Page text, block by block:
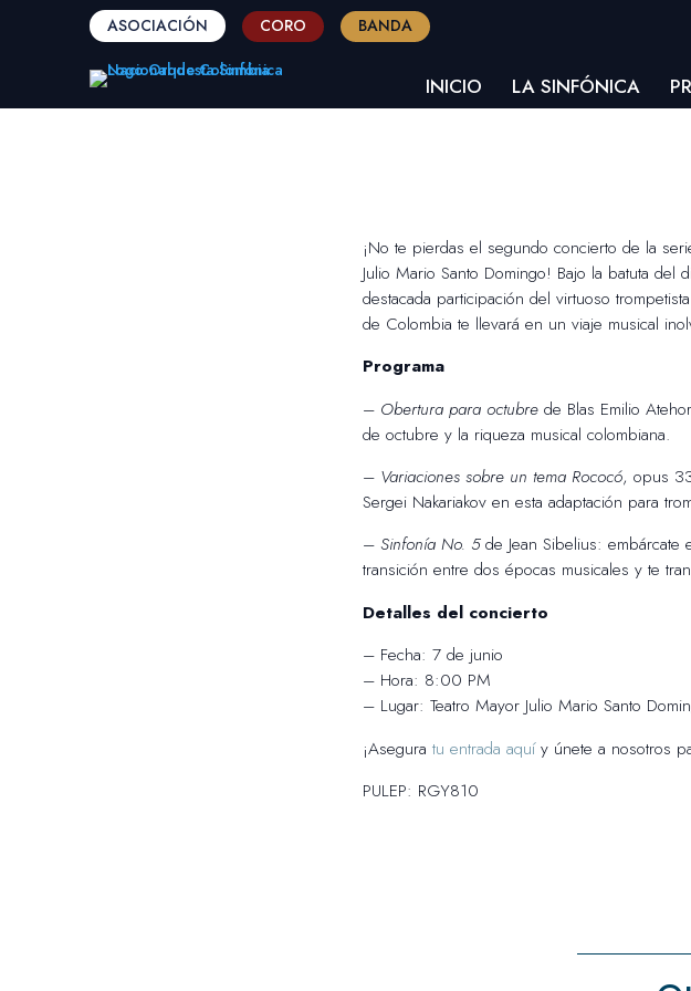
ASOCIACIÓN CORO BANDA
INICIO LA SINFÓNICA
¡No te pierdas el segundo concierto de la
Julio Mario Santo Domingo! Bajo la batuta
destacada participación del virtuoso
de Colombia te llevará en un viaje musical
Programa
– Obertura para octubrede Blas Emilio
de octubre y la riqueza musical colombiana.
– Variaciones sobre un tema Rococó, opus
Sergei Nakariakov en esta adaptación para
– Sinfonía No. 5de Jean Sibelius: embárcate
transición entre dos épocas musicales y te
Detalles del concierto
– Fecha: 7 de junio
– Hora: 8:00 PM
– Lugar: Teatro Mayor Julio Mario Santo
¡Asegura tu entrada aquíy únete a nosotros
PULEP: RGY810